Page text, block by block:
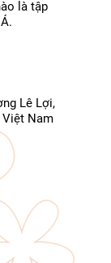
là tập
Lê Lợi,
Việt Nam